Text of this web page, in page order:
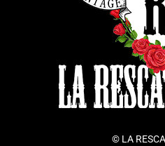
© LA